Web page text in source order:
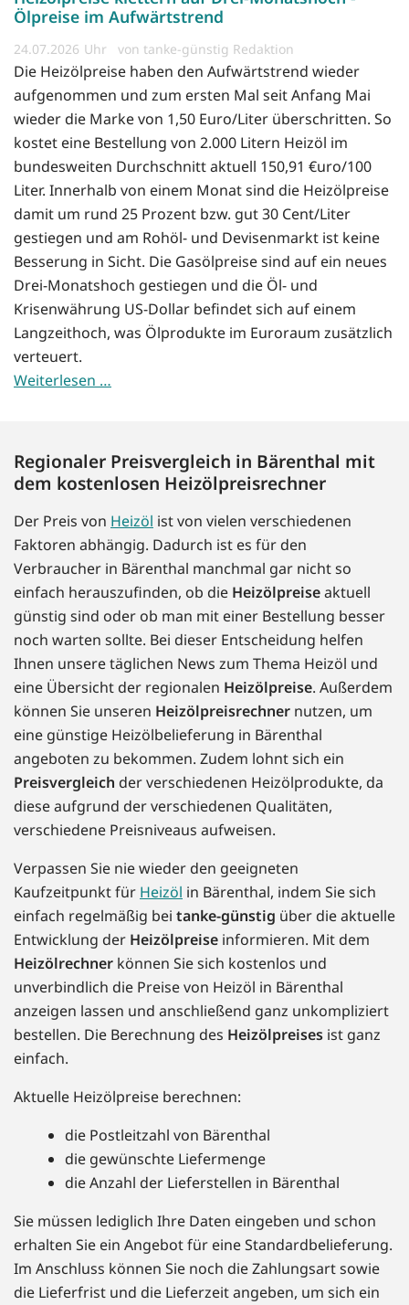
Ölpreise im Aufwärtstrend
24.07.2026 von tanke-günstig Redaktion
Die Heizölpreise haben den Aufwärtstrend wieder
aufgenommen und zum ersten Mal seit Anfang Mai
wieder die Marke von 1,50 Euro/Liter überschritten. So
kostet eine Bestellung von 2.000 Litern Heizöl im
bundesweiten Durchschnitt aktuell 150,91 €uro/100
Liter. Innerhalb von einem Monat sind die Heizölpreise
damit um rund 25 Prozent bzw. gut 30 Cent/Liter
gestiegen und am Rohöl- und Devisenmarkt ist keine
Besserung in Sicht. Die Gasölpreise sind auf ein neues
Drei-Monatshoch gestiegen und die Öl- und
Krisenwährung US-Dollar befindet sich auf einem
Langzeithoch, was Ölprodukte im Euroraum zusätzlich
verteuert.
Weiterlesen …
Regionaler Preisvergleich in Bärenthal mit
dem kostenlosen Heizölpreisrechner
Der Preis von Heizöl ist von vielen verschiedenen
Faktoren abhängig. Dadurch ist es für den
Verbraucher in Bärenthal manchmal gar nicht so
einfach herauszufinden, ob die Heizölpreiseaktuell
günstig sind oder ob man mit einer Bestellung besser
noch warten sollte. Bei dieser Entscheidung helfen
Ihnen unsere täglichen News zum Thema Heizöl und
eine Übersicht der regionalen Heizölpreise. Außerdem
können Sie unseren Heizölpreisrechner nutzen, um
eine günstige Heizölbelieferung in Bärenthal
angeboten zu bekommen. Zudem lohnt sich ein
Preisvergleich der verschiedenen Heizölprodukte, da
diese aufgrund der verschiedenen Qualitäten,
verschiedene Preisniveaus aufweisen.
Verpassen Sie nie wieder den geeigneten
Kaufzeitpunkt für Heizöl in Bärenthal, indem Sie sich
einfach regelmäßig bei tanke-günstig über die aktuelle
Entwicklung der Heizölpreise informieren. Mit dem
Heizölrechner können Sie sich kostenlos und
unverbindlich die Preise von Heizöl in Bärenthal
anzeigen lassen und anschließend ganz unkompliziert
bestellen. Die Berechnung des Heizölpreises ist ganz
einfach.
Aktuelle Heizölpreise berechnen:
die Postleitzahl von Bärenthal
die gewünschte Liefermenge
die Anzahl der Lieferstellen in Bärenthal
Sie müssen lediglich Ihre Daten eingeben und schon
erhalten Sie ein Angebot für eine Standardbelieferung.
Im Anschluss können Sie noch die Zahlungsart sowie
die Lieferfrist und die Lieferzeit angeben, um sich ein